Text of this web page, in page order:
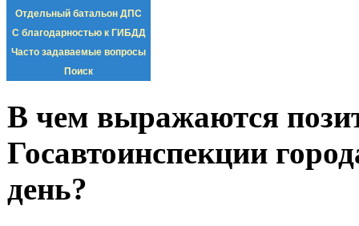
Отдельный батальон ДПС
С благодарностью к ГИБДД
Часто задаваемые вопросы
Поиск
В чем выражаются
Госавтоинспекции
день?